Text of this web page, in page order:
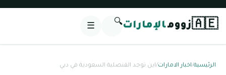
🇦🇪زوومالإمارات🔍
☰
الرئيسية/اخبار الامارات/اين توجد القنصلية السعودية في دبي